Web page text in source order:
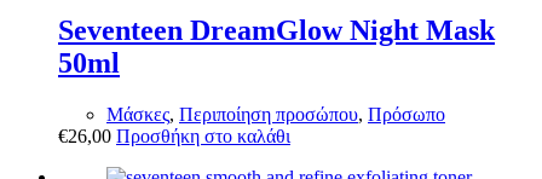
Seventeen DreamGlow Night Mask
50ml
Μάσκες, Περιποίηση προσώπου, Πρόσωπο
€26,00 Προσθήκη στο καλάθι